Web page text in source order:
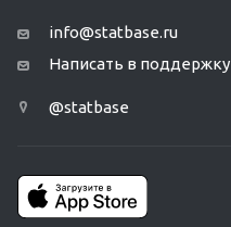
info@statbase.ru
Написать в поддержку
@statbase